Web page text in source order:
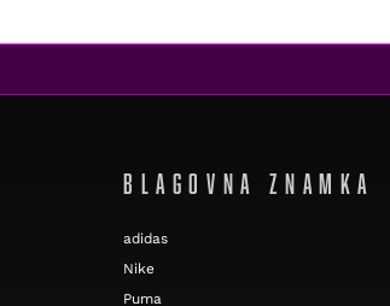
BLAGOVNA ZNAMKA
adidas
Nike
Puma